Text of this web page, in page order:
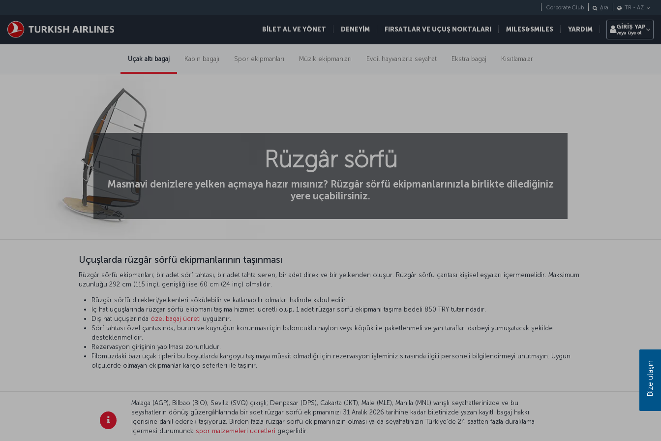
BİLET AL VE YÖNET DENEYİM FIRSATLAR VE UÇUŞ NOKTALARI MILES&SMILES YARDIM
Corporate Club Ara TR - AZ
GİRİŞ YAP
veya üye ol
Uçak altı bagaj Kabin bagajı Spor ekipmanları Müzik ekipmanları Evcil hayvanlarla seyahat Ekstra bagaj Kısıtlamalar
Rüzgâr sörfü
Masmavi denizlere yelken açmaya hazır mısınız? Rüzgâr sörfü ekipmanlarınızla birlikte dilediğiniz
yere uçabilirsiniz.
Uçuşlarda rüzgâr sörfü ekipmanlarının taşınması
Rüzgâr sörfü ekipmanları; bir adet sörf tahtası, bir adet tahta seren, bir adet direk ve bir yelkenden oluşur. Rüzgâr sörfü çantası kişisel eşyaları içermemelidir. Maksimum
uzunluğu 292 cm (115 inç), genişliği ise 60 cm (24 inç) olmalıdır.
Rüzgâr sörfü direkleri/yelkenleri sökülebilir ve katlanabilir olmaları halinde kabul edilir.
İç hat uçuşlarında rüzgar sörfü ekipmanı taşıma hizmeti ücretli olup, 1 adet rüzgar sörfü ekipmanı taşıma bedeli 850 TRY tutarındadır.
Dış hat uçuşlarında özel bagaj ücreti uygulanır.
Sörf tahtası özel çantasında, burun ve kuyruğun korunması için baloncuklu naylon veya köpük ile paketlenmeli ve yan tarafları darbeyi yumuşatacak şekilde
desteklenmelidir.
Rezervasyon girişinin yapılması zorunludur.
Filomuzdaki bazı uçak tipleri bu boyutlarda kargoyu taşımaya müsait olmadığı için rezervasyon işleminiz sırasında ilgili personeli bilgilendirmeyi unutmayın. Uygun
ölçülerde olmayan ekipmanlar kargo seferleri ile taşınır.
Malaga (AGP), Bilbao (BIO), Sevilla (SVQ) çıkışlı; Denpasar (DPS), Cakarta (JKT), Male (MLE), Manila (MNL) varışlı seyahatlerinizde ve bu
seyahatlerin dönüş güzergâhlarında bir adet rüzgar sörfü ekipmanınızı 31 Aralık 2026 tarihine kadar biletinizde yazan kayıtlı bagaj hakkı
içerisine dahil ederek taşıyoruz. Birden fazla rüzgar sörfü ekipmanınızın olması ya da seyahatinizin Türkiye’de 24 saatten fazla duraklama
içermesi durumunda spor malzemeleri ücretleri geçerlidir.
Bize ulaşın